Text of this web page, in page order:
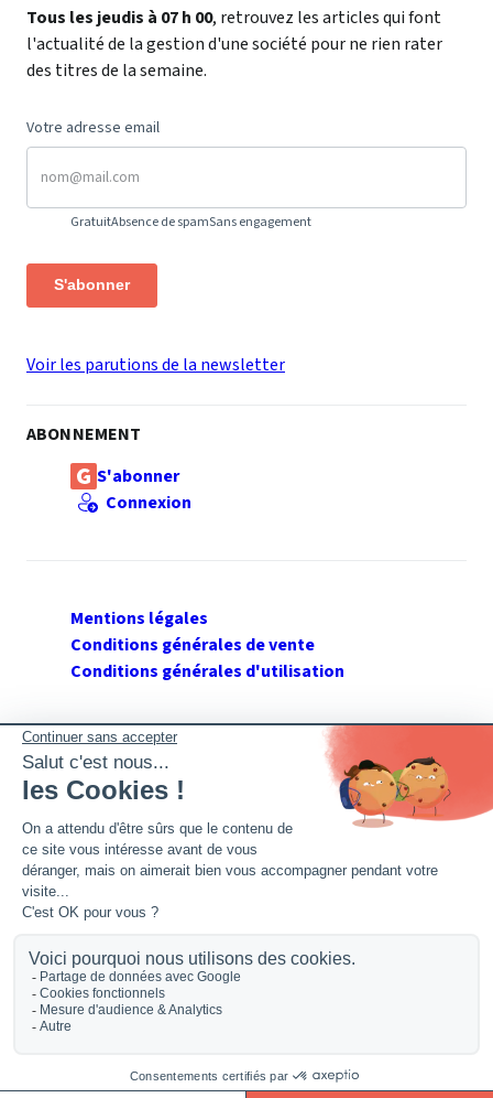
Tous les jeudis à 07 h 00, retrouvez les articles qui font
l'actualité de la gestion d'une société pour ne rien rater
des titres de la semaine.
Votre adresse email
GratuitAbsence de spamSans engagement
S'abonner
Voir les parutions de la newsletter
ABONNEMENT
S'abonner
Connexion
Mentions légales
Conditions générales de vente
Conditions générales d'utilisation
SUIVEZ GERANT DE SARL
Twitter
Facebook
Montpellier. Siret : 394 264 709 00020. R.C.S. Montpellier.